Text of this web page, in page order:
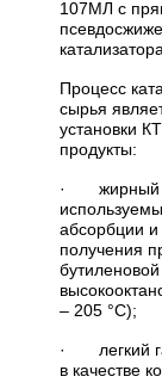
107МЛ с
катализатора.
Процесс
сырья
установки
продукты:
· жирный
абсорбции
получения
– 205 °С);
· легкий
в качестве